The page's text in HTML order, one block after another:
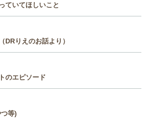
ていてほしいこと
りえのお話より）
のエピソード
等)